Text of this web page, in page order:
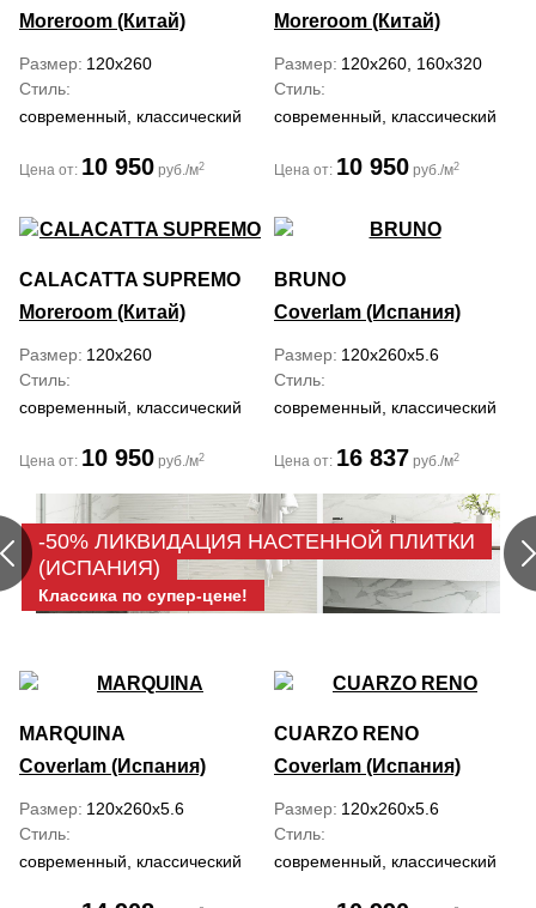
Moreroom (Китай)
Размер 120x260
Стиль
современный, классический
Цена от: 10 950 руб./м2
Moreroom (Китай)
Размер 120x260, 160x320
Стиль
современный, классический
Цена от: 10 950 руб./м2
CALACATTA SUPREMO
Moreroom (Китай)
Размер 120x260
Стиль
современный, классический
Цена от: 10 950 руб./м2
BRUNO
Coverlam (Испания)
Размер 120x260x5.6
Стиль
современный, классический
Цена от: 16 837 руб./м2
-50% ЛИКВИДАЦИЯ НАСТЕННОЙ ПЛИТКИ
(ИСПАНИЯ)
Классика по супер-цене!
MARQUINA
Coverlam (Испания)
Размер 120x260x5.6
Стиль
современный, классический
CUARZO RENO
Coverlam (Испания)
Размер 120x260x5.6
Стиль
современный, классический